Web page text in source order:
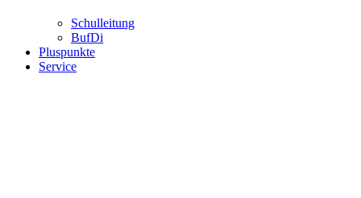
Schulleitung
BufDi
Pluspunkte
Service